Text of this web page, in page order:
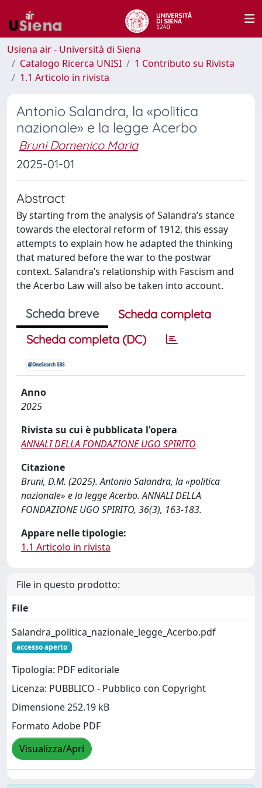
Usiena air - Università di Siena
Catalogo Ricerca UNISI
1 Contributo su Rivista
1.1 Articolo in rivista
Antonio Salandra, la «politica
nazionale» e la legge Acerbo
Bruni Domenico Maria
2025-01-01
Abstract
By starting from the analysis of Salandra’s stance
towards the electoral reform of 1912, this essay
attempts to explain how he adapted the thinking
that matured before the war to the postwar
context. Salandra’s relationship with Fascism and
the Acerbo Law will also be taken into account.
Scheda breve
Scheda completa
Scheda completa (DC)
Anno
2025
Rivista su cui è pubblicata l'opera
ANNALI DELLA FONDAZIONE UGO SPIRITO
Citazione
Bruni, D.M. (2025). Antonio Salandra, la «politica
nazionale» e la legge Acerbo. ANNALI DELLA
FONDAZIONE UGO SPIRITO, 36(3), 163-183.
Appare nelle tipologie:
1.1 Articolo in rivista
File in questo prodotto:
File
Salandra_politica_nazionale_legge_Acerbo.pdf
accesso aperto
Tipologia: PDF editoriale
Licenza: PUBBLICO - Pubblico con Copyright
Dimensione 252.19 kB
Formato Adobe PDF
Visualizza/Apri